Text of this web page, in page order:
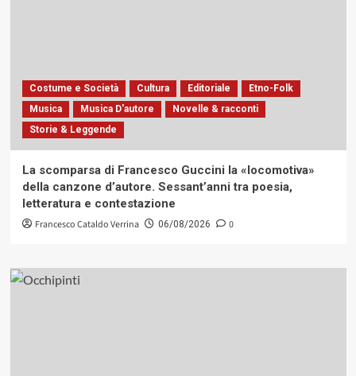
Costume e Società Cultura Editoriale
Etno-Folk
Musica
Musica D'autore
Novelle & racconti
Storie & Leggende
La scomparsa di Francesco Guccini la «locomotiva»
della canzone d’autore. Sessant’anni tra poesia,
letteratura e contestazione
Francesco Cataldo Verrina 06/08/2026 0